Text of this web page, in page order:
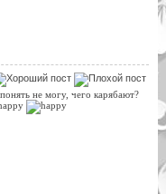
не могу, чего карябают?